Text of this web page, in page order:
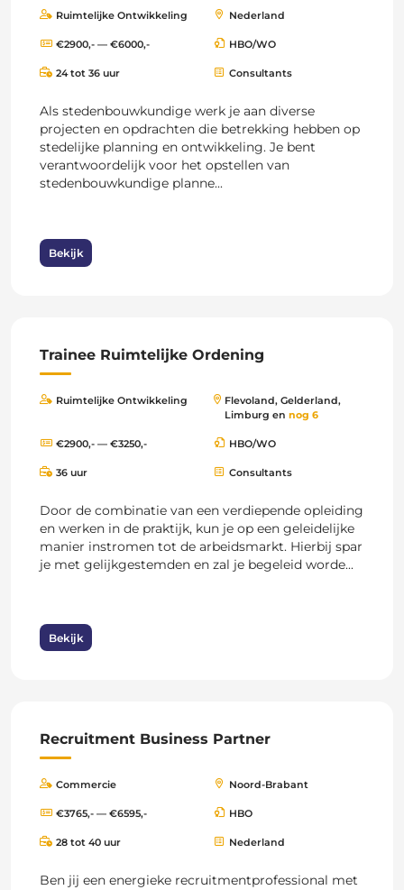
Ruimtelijke Ontwikkeling Nederland
€2900,- — €6000,- HBO/WO
24 tot 36 uur Consultants
Als stedenbouwkundige werk je aan diverse
projecten en opdrachten die betrekking hebben op
stedelijke planning en ontwikkeling. Je bent
verantwoordelijk voor het opstellen van
stedenbouwkundige planne...
Bekijk
Trainee Ruimtelijke Ordening
Ruimtelijke Ontwikkeling
Flevoland, Gelderland,
Limburg ennog 6
€2900,- — €3250,- HBO/WO
36 uur Consultants
Door de combinatie van een verdiepende opleiding
en werken in de praktijk, kun je op een geleidelijke
manier instromen tot de arbeidsmarkt. Hierbij spar
je met gelijkgestemden en zal je begeleid worde...
Bekijk
Recruitment Business Partner
Commercie Noord-Brabant
€3765,- — €6595,- HBO
28 tot 40 uur Nederland
Ben jij een energieke recruitmentprofessional met